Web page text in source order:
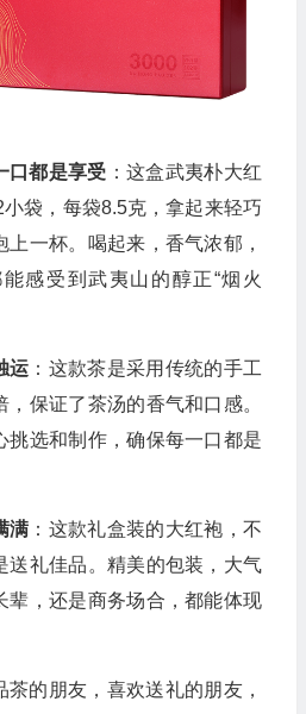
口都是享受 ：这盒武夷朴大红
袋，每袋8.5克，拿起来轻巧
一杯。喝起来，香气浓郁，
感受到武夷山的醇正“烟火
运 ：这款茶是采用传统的手工
保证了茶汤的香气和口感。
挑选和制作，确保每一口都是
满 ：这款礼盒装的大红袍，不
送礼佳品。精美的包装，大气
辈，还是商务场合，都能体现
茶的朋友，喜欢送礼的朋友，